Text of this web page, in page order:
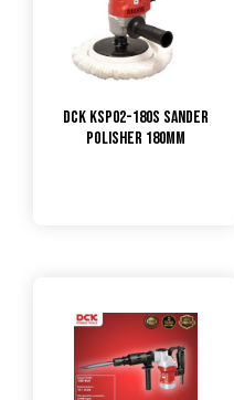
DCK KSP02-180S Sander
Polisher 180mm